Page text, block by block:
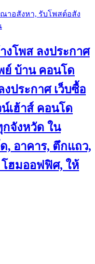
าอสังหา, รับโพสต์อสัง
งโพส ลงประกาศ
ย์ บ้าน คอนโด
งประกาศ เว็บซื้อ
เฮ้าส์ คอนโด
จังหวัด ใน
, อาคาร, ตึกแถว,
ฮมออฟฟิศ, ให้